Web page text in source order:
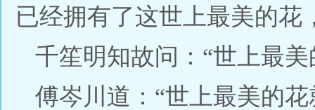
已经拥有了这世上最美的花
千笙明知故问：“世上最
傅岑川道：“世上最美的